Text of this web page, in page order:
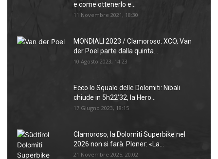
e come ottenerlo e...
11 Novembre 2021, 18:30
MONDIALI 2023 / Clamoroso: XCO, Van
der Poel parte dalla quinta...
10 Agosto 2023, 14:23
Ecco lo Squalo delle Dolomiti: Nibali
chiude in 5h22’32, la Hero...
17 Giugno 2023, 18:15
Clamoroso, la Dolomiti Superbike nel
2026 non si farà. Ploner: «La...
21 Novembre 2025, 20:02